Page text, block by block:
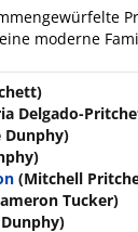
moderne
Delgado-
Dunphy)
(Mitchell
Tucker)